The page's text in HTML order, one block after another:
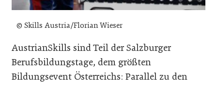
© Skills Austria/Florian Wieser
AustrianSkills sind Teil der Salzburger
Berufsbildungstage, dem größten
Bildungsevent Österreichs: Parallel zu den